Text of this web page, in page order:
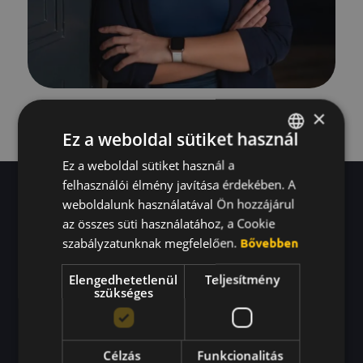
Miben tudok
segíteni?
Nagykövetként abban tudok segíteni, hogy
a Beeward ne csak egy platform legyen,
ENGLISH
KOREAN
×
Ez a weboldal sütiket használ
Ez a weboldal sütiket használ a
felhasználói élmény javítása érdekében. A
weboldalunk használatával Ön hozzájárul
az összes süti használatához, a Cookie
szabályzatunknak megfelelően. Bővebben
Elengedhetetlenül
szükséges
Teljesítmény
Célzás Funkcionalitás